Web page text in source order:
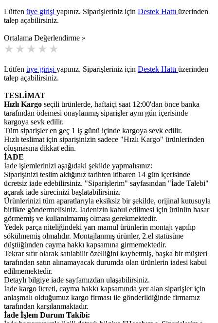
Lütfen üye girişi yapınız. Siparişleriniz için Destek Hattı üzerinden
talep açabilirsiniz.
Ortalama Değerlendirme »
Lütfen üye girişi yapınız. Siparişleriniz için Destek Hattı üzerinden
talep açabilirsiniz.
TESLİMAT
Hızlı Kargo seçili ürünlerde, haftaiçi saat 12:00'dan önce banka
tarafından ödemesi onaylanmış siparişler aynı gün içerisinde
kargoya sevk edilir.
Tüm siparişler en geç 1 iş günü içinde kargoya sevk edilir.
Hızlı teslimat için siparişinizin sadece "Hızlı Kargo" ürünlerinden
oluşmasına dikkat edin.
İADE
İade işlemlerinizi aşağıdaki şekilde yapmalısınız:
Siparişinizi teslim aldığınız tarihten itibaren 14 gün içerisinde
ücretsiz iade edebilirsiniz. "Siparişlerim" sayfasından "İade Talebi"
açarak iade sürecinizi başlatabilirsiniz.
Ürünlerinizi tüm aparatlarıyla eksiksiz bir şekilde, orijinal kutusuyla
birlikte göndermelisiniz. İadenizin kabul edilmesi için ürünün hasar
görmemiş ve kullanılmamış olması gerekmektedir.
Yedek parça niteliğindeki yarı mamul ürünlerin montajı yapılıp
sökülmemiş olmalıdır. Montajlanmış ürünler, 2.el statüsüne
düştüğünden cayma hakkı kapsamına girmemektedir.
Tekrar sıfır olarak satılabilir özelliğini kaybetmiş, başka bir müşteri
tarafından satın alınamayacak durumda olan ürünlerin iadesi kabul
edilmemektedir.
Detaylı bilgiye iade sayfamızdan ulaşabilirsiniz.
İade kargo ücreti, cayma hakkı kapsamında yer alan siparişler için
anlaşmalı olduğumuz kargo firması ile gönderildiğinde firmamız
tarafından karşılanmaktadır.
İade İşlem Durum Takibi: